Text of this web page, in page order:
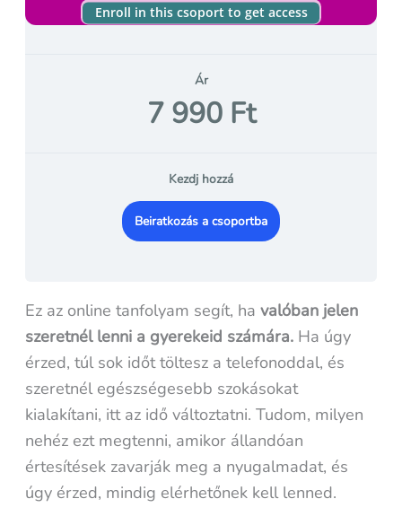
Enroll in this csoport to get access
Ár
7 990 Ft
Kezdj hozzá
Beiratkozás a csoportba
Ez az online tanfolyam segít, ha valóban jelen
szeretnél lenni a gyerekeid számára. Ha úgy
érzed, túl sok időt töltesz a telefonoddal, és
szeretnél egészségesebb szokásokat
kialakítani, itt az idő változtatni. Tudom, milyen
nehéz ezt megtenni, amikor állandóan
értesítések zavarják meg a nyugalmadat, és
úgy érzed, mindig elérhetőnek kell lenned.